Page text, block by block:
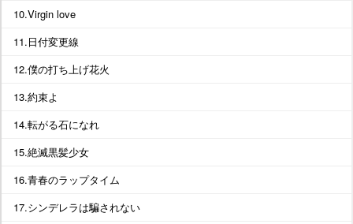
10.Virgin love
11.日付変更線
12.僕の打ち上げ花火
13.約束よ
14.転がる石になれ
15.絶滅黒髪少女
16.青春のラップタイム
17.シンデレラは騙されない